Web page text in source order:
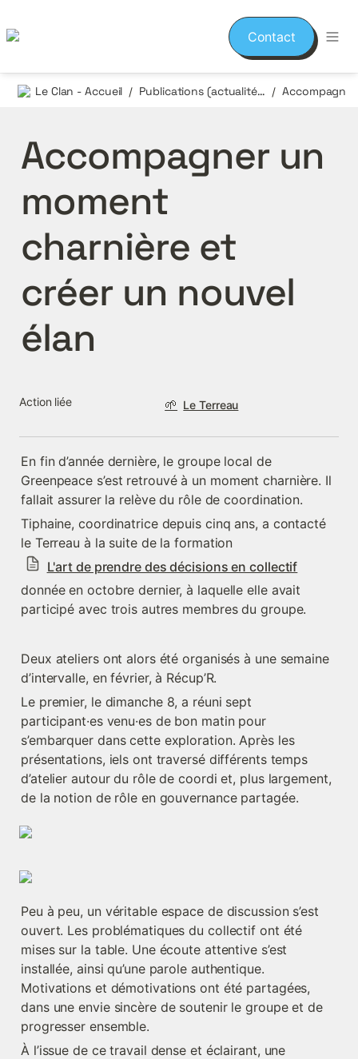
Contact
Le Clan - Accueil / Publications (actualités et événements) /
Accompagner un
moment
charnière et
créer un nouvel
élan
Action liée 🌱 Le Terreau
En fin d’année dernière, le groupe local de
Greenpeace s’est retrouvé à un moment charnière. Il
fallait assurer la relève du rôle de coordination.
Tiphaine, coordinatrice depuis cinq ans, a contacté
le Terreau à la suite de la formation
L'art de prendre des décisions en collectif
donnée en octobre dernier, à laquelle elle avait
participé avec trois autres membres du groupe.
Deux ateliers ont alors été organisés à une semaine
d’intervalle, en février, à Récup’R.
Le premier, le dimanche 8, a réuni sept
participant·es venu·es de bon matin pour
s’embarquer dans cette exploration. Après les
présentations, iels ont traversé différents temps
d’atelier autour du rôle de coordi et, plus largement,
de la notion de rôle en gouvernance partagée.
Peu à peu, un véritable espace de discussion s’est
ouvert. Les problématiques du collectif ont été
mises sur la table. Une écoute attentive s’est
installée, ainsi qu’une parole authentique.
Motivations et démotivations ont été partagées,
dans une envie sincère de soutenir le groupe et de
progresser ensemble.
À l’issue de ce travail dense et éclairant, une